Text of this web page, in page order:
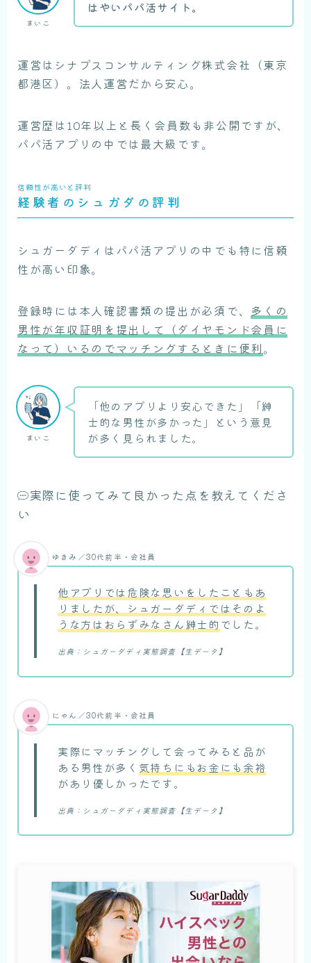
まいこ
はやいパパ活サイト。
運営はシナプスコンサルティング株式会社（東京
都港区）。法人運営だから安心。
運営歴は10年以上と長く会員数も非公開ですが、
パパ活アプリの中では最大級です。
信頼性が高いと評判
経験者のシュガダの評判
シュガーダディはパパ活アプリの中でも特に信頼
性が高い印象。
登録時には本人確認書類の提出が必須で、 多くの
男性が年収証明を提出して（ダイヤモンド会員に
なって）いるのでマッチングするときに便利。
まいこ
「他のアプリより安心できた」「紳
士的な男性が多かった」という意見
が多く見られました。
実際に使ってみて良かった点を教えてくださ
い
他アプリでは危険な思いをしたこともあ
りましたが、シュガーダディではそのよ
うな方はおらずみなさん紳士的 でした。
出典：シュガーダディ実態調査【生データ】
ゆきみ／30代前半・会社員
実際にマッチングして会ってみると品が
ある男性が多く 気持ちにもお金にも余裕
があり優しかったです。
出典：シュガーダディ実態調査【生データ】
にゃん／30代前半・会社員